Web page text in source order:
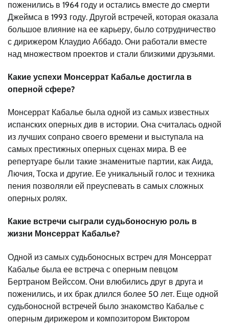
поженились в 1964 году и остались вместе до смерти
Джеймса в 1993 году. Другой встречей, которая оказала
большое влияние на ее карьеру, было сотрудничество
с дирижером Клаудио Аббадо. Они работали вместе
над множеством проектов и стали близкими друзьями.
Какие успехи Монсеррат Кабалье достигла в
оперной сфере?
Монсеррат Кабалье была одной из самых известных
испанских оперных див в истории. Она считалась одной
из лучших сопрано своего времени и выступала на
самых престижных оперных сценах мира. В ее
репертуаре были такие знаменитые партии, как Аида,
Лючия, Тоска и другие. Ее уникальный голос и техника
пения позволяли ей преуспевать в самых сложных
оперных ролях.
Какие встречи сыграли судьбоносную роль в
жизни Монсеррат Кабалье?
Одной из самых судьбоносных встреч для Монсеррат
Кабалье была ее встреча с оперным певцом
Бертраном Вейссом. Они влюбились друг в друга и
поженились, и их брак длился более 50 лет. Еще одной
судьбоносной встречей было знакомство Кабалье с
оперным дирижером и композитором Виктором